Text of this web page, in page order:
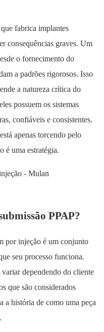
fabrica implantes
consequências graves. Um
o fornecimento do
a padrões rigorosos. Isso
a natureza crítica do
possuem os sistemas
confiáveis ​​e consistentes.
apenas torcendo pelo
é uma estratégia.
PPAP?
por injeção é um conjunto
seu processo funciona.
dependendo do cliente
que são considerados
a história de como uma peça